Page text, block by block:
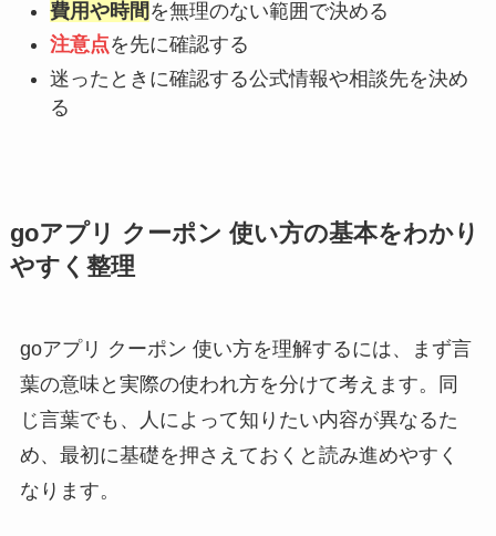
費用や時間 を無理のない範囲で決める
注意点を先に確認する
迷ったときに確認する公式情報や相談先を決め
る
goアプリ クーポン 使い方の基本をわかり
やすく整理
goアプリ クーポン 使い方を理解するには、まず言
葉の意味と実際の使われ方を分けて考えます。同
じ言葉でも、人によって知りたい内容が異なるた
め、最初に基礎を押さえておくと読み進めやすく
なります。